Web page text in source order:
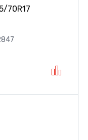
70R17